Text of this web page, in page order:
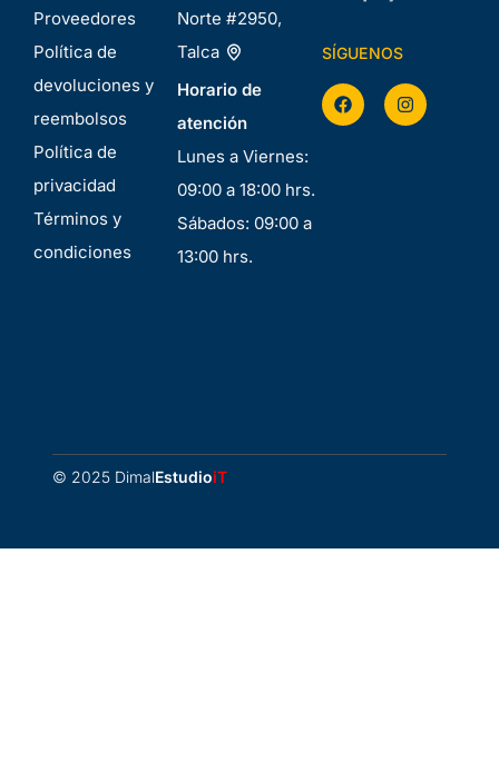
Proveedores
Política de
devoluciones y
reembolsos
Política de
privacidad
Términos y
condiciones
Norte #2950,
Talca
Horario de
atención
Lunes a Viernes:
09:00 a 18:00 hrs.
Sábados: 09:00 a
13:00 hrs.
SÍGUENOS
© 2025 DimalEstudioiT